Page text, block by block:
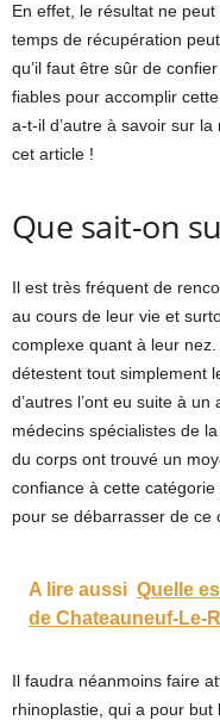
En effet, le résultat ne
temps de récupération
qu’il faut être sûr de
fiables pour accomplir
a-t-il d’autre à savoir sur
cet article !
Que sait-on
Il est très fréquent de
au cours de leur vie et
complexe quant à leur
détestent tout simplement
d’autres l’ont eu suite à
médecins spécialistes de
du corps ont trouvé un
confiance à cette
pour se débarrasser de ce
A lire aussi Quelle
de Chateauneuf-Le-
Il faudra néanmoins faire
rhinoplastie, qui a pour but